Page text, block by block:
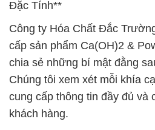
Đặc Tính**
Công ty Hóa Chất Đắc
cấp sản phẩm Ca(OH)2 &
chia sẻ những bí mật đằng
Chúng tôi xem xét mỗi khía
cung cấp thông tin đầy đủ và
khách hàng.